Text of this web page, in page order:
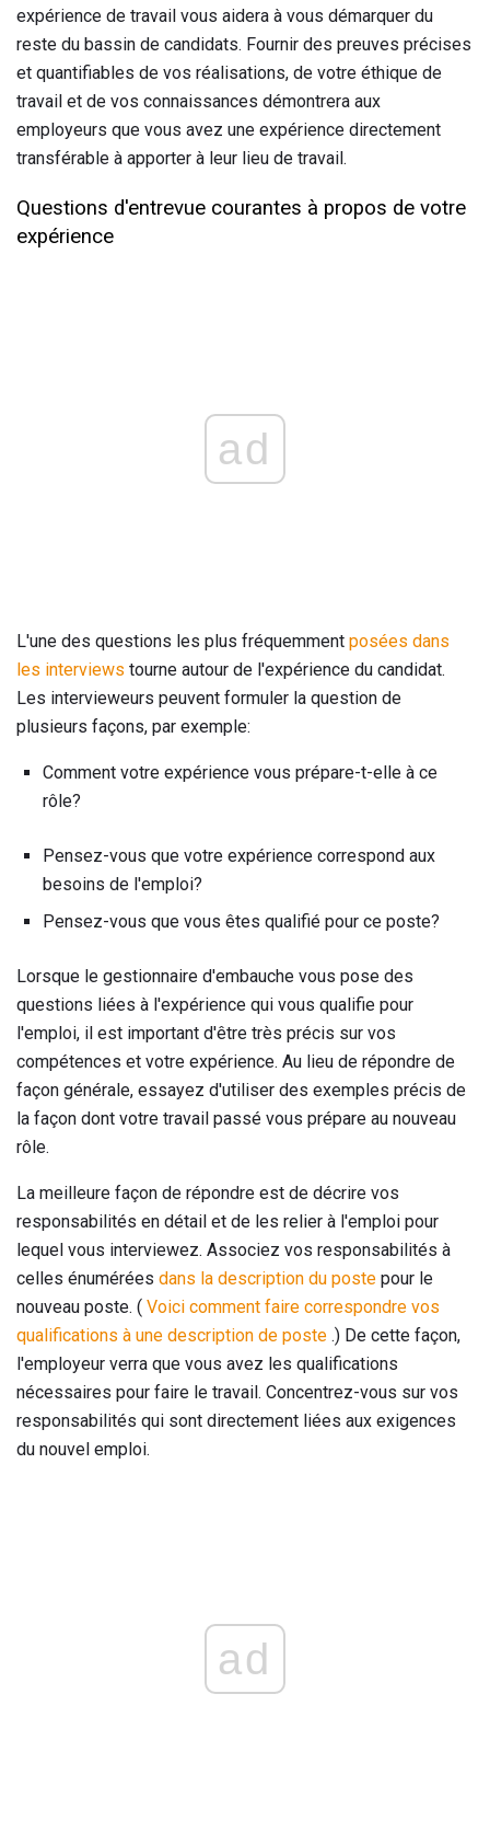
expérience de travail vous aidera à vous démarquer du
reste du bassin de candidats. Fournir des preuves précises
et quantifiables de vos réalisations, de votre éthique de
travail et de vos connaissances démontrera aux
employeurs que vous avez une expérience directement
transférable à apporter à leur lieu de travail.
Questions d'entrevue courantes à propos de votre
expérience
ad
L'une des questions les plus fréquemment posées dans
les interviews tourne autour de l'expérience du candidat.
Les intervieweurs peuvent formuler la question de
plusieurs façons, par exemple:
Comment votre expérience vous prépare-t-elle à ce
rôle?
Pensez-vous que votre expérience correspond aux
besoins de l'emploi?
Pensez-vous que vous êtes qualifié pour ce poste?
Lorsque le gestionnaire d'embauche vous pose des
questions liées à l'expérience qui vous qualifie pour
l'emploi, il est important d'être très précis sur vos
compétences et votre expérience. Au lieu de répondre de
façon générale, essayez d'utiliser des exemples précis de
la façon dont votre travail passé vous prépare au nouveau
rôle.
La meilleure façon de répondre est de décrire vos
responsabilités en détail et de les relier à l'emploi pour
lequel vous interviewez. Associez vos responsabilités à
celles énumérées dans la description du poste pour le
nouveau poste. ( Voici comment faire correspondre vos
qualifications à une description de poste .) De cette façon,
l'employeur verra que vous avez les qualifications
nécessaires pour faire le travail. Concentrez-vous sur vos
responsabilités qui sont directement liées aux exigences
du nouvel emploi.
ad